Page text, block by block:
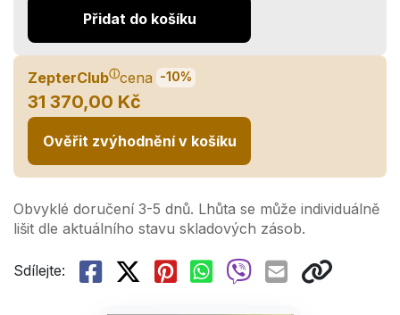
Přidat do košíku
ZepterClubⓘcena -10%
31 370,00 Kč
Ověřit zvýhodnění v košíku
Obvyklé doručení 3-5 dnů. Lhůta se může individuálně
lišit dle aktuálního stavu skladových zásob.
Sdílejte: